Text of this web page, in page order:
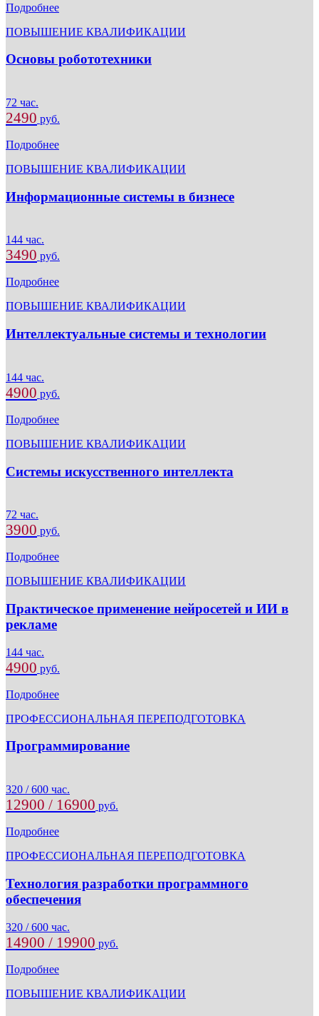
Подробнее
ПОВЫШЕНИЕ КВАЛИФИКАЦИИ
Основы робототехники
72 час.
2490 руб.
Подробнее
ПОВЫШЕНИЕ КВАЛИФИКАЦИИ
Информационные системы в бизнесе
144 час.
3490 руб.
Подробнее
ПОВЫШЕНИЕ КВАЛИФИКАЦИИ
Интеллектуальные системы и технологии
144 час.
4900 руб.
Подробнее
ПОВЫШЕНИЕ КВАЛИФИКАЦИИ
Системы искусственного интеллекта
72 час.
3900 руб.
Подробнее
ПОВЫШЕНИЕ КВАЛИФИКАЦИИ
Практическое применение нейросетей и ИИ в
рекламе
144 час.
4900 руб.
Подробнее
ПРОФЕССИОНАЛЬНАЯ ПЕРЕПОДГОТОВКА
Программирование
320 / 600 час.
12900 / 16900 руб.
Подробнее
ПРОФЕССИОНАЛЬНАЯ ПЕРЕПОДГОТОВКА
Технология разработки программного
обеспечения
320 / 600 час.
14900 / 19900 руб.
Подробнее
ПОВЫШЕНИЕ КВАЛИФИКАЦИИ